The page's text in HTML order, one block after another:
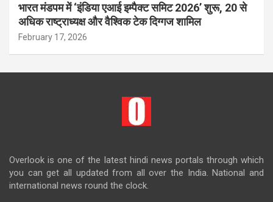
भारत मंडपम में ‘इंडिया एआई इम्पैक्ट समिट 2026’ शुरू, 20 से
अधिक राष्ट्राध्यक्ष और वैश्विक टेक दिग्गज शामिल
February 17, 2026
Overlook is one of the latest hindi news portals through which
you can get all updated from all over the India. National and
international news round the clock.